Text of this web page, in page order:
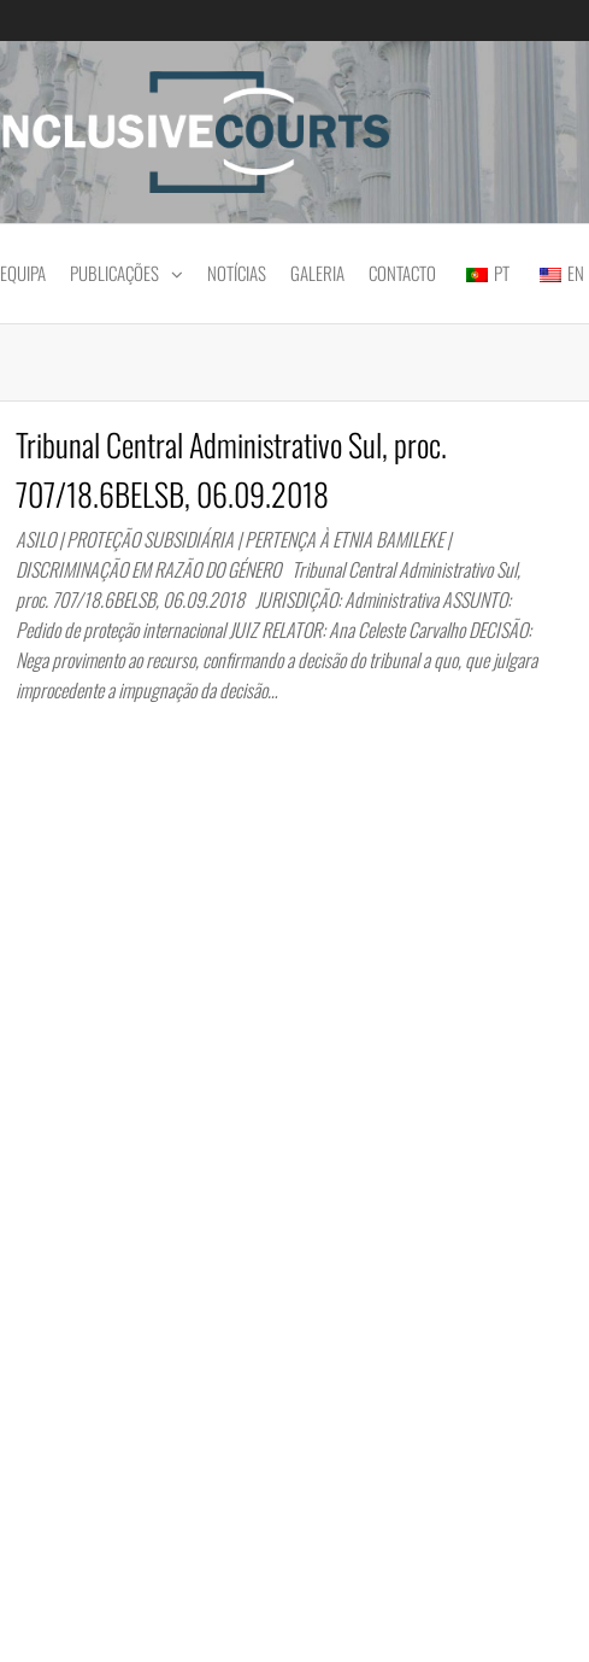
Igualdade e diferença cultural na prática judicial portuguesa
EQUIPA PUBLICAÇÕES NOTÍCIAS GALERIA CONTACTO PT EN
Tribunal Central Administrativo Sul, proc.
707/18.6BELSB, 06.09.2018
ASILO | PROTEÇÃO SUBSIDIÁRIA | PERTENÇA À ETNIA BAMILEKE |
DISCRIMINAÇÃO EM RAZÃO DO GÉNERO Tribunal Central Administrativo Sul,
proc. 707/18.6BELSB, 06.09.2018 JURISDIÇÃO: Administrativa ASSUNTO:
Pedido de proteção internacional JUIZ RELATOR: Ana Celeste Carvalho DECISÃO:
Nega provimento ao recurso, confirmando a decisão do tribunal a quo, que julgara
improcedente a impugnação da decisão…